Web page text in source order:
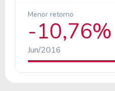
Menor retorno
-10,76%
Jun/2016